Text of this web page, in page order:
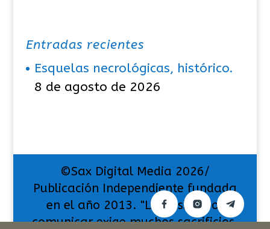
Entradas recientes
Esquelas necrológicas, histórico.
8 de agosto de 2026
©Sax Digital Media 2026/
Publicación Independiente fundada
en el año 2013. "La pasión por
comunicar exige muchos sacrificios,